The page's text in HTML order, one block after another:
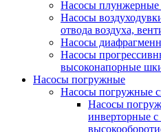
Насосы плунжерные
Насосы
отвода воздуха,
Насосы
Насосы
высоконапорные
Насосы погружные
Насосы погружные
Насосы
инверторные